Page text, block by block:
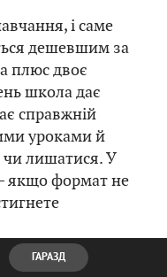
і саме
дешевшим за
плюс двоє
школа дає
справжній
уроками й
чи лишатися. У
якщо формат не
ГАРАЗД